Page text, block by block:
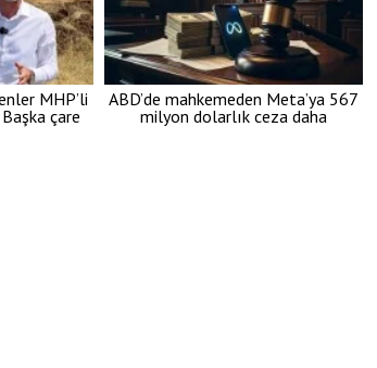
MHP’li
çare
ABD’de mahkemeden Meta’ya 567
milyon dolarlık ceza daha